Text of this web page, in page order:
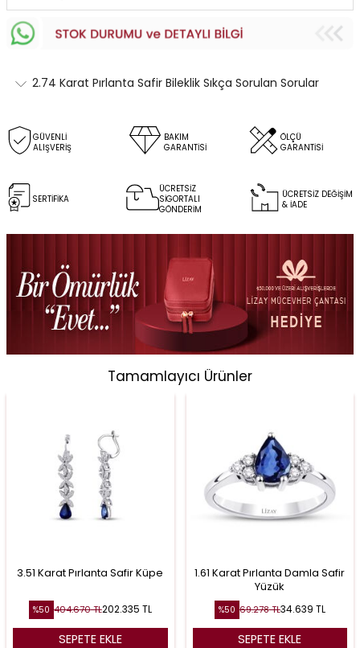
2.74 Karat Pırlanta Safir Bileklik Sıkça Sorulan Sorular
GÜVENLİ
ALIŞVERİŞ
BAKIM
GARANTİSİ
ÖLÇÜ
GARANTİSİ
SERTİFİKA
ÜCRETSİZ
SİGORTALI
GÖNDERİM
ÜCRETSİZ DEĞİŞİM
& İADE
Tamamlayıcı Ürünler
3.51 Karat Pırlanta Safir Küpe
%50 404.670TL202.335 TL
SEPETE EKLE
1.61 Karat Pırlanta Damla Safir
Yüzük
%50 69.278TL34.639 TL
SEPETE EKLE